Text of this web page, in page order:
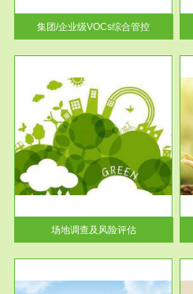
集团/企业级VOCs综合管控
年，全...
场地调查及风险评估
服务范围
土壤修复